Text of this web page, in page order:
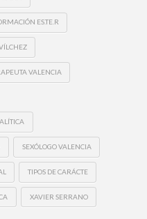
ES.TE.R
VALENCIA
SEXÓLOGO VALENCIA
TIPOS DE CARÁCTE
XAVIER SERRANO